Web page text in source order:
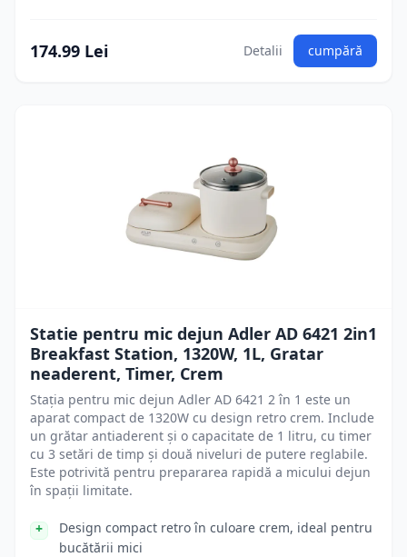
174.99 Lei Detalii cumpără
Statie pentru mic dejun Adler AD 6421 2in1
Breakfast Station, 1320W, 1L, Gratar
neaderent, Timer, Crem
Stația pentru mic dejun Adler AD 6421 2 în 1 este un
aparat compact de 1320W cu design retro crem. Include
un grătar antiaderent și o capacitate de 1 litru, cu timer
cu 3 setări de timp și două niveluri de putere reglabile.
Este potrivită pentru prepararea rapidă a micului dejun
în spații limitate.
Design compact retro în culoare crem, ideal pentru
bucătării mici